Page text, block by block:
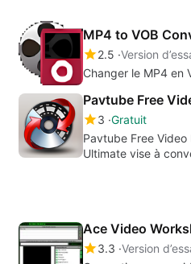
MP4 to VOB
2.5 Version
Changer le MP4 en
3 Gratuit
Pavtube Free Video
Ultimate vise à
Ace Video
3.3 Version